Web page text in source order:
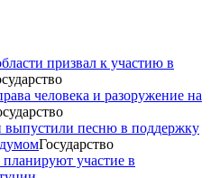
призвал к участию в
человека и разоружение на
выпустили песню в поддержку
Государство
планируют участие в